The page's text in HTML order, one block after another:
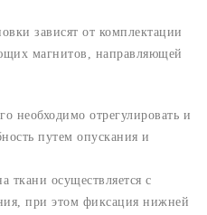
зависят от комплектации
магнитов, направляющей
необходимо отрегулировать и
путем опускания и
ткани осуществляется с
при этом фиксация нижней